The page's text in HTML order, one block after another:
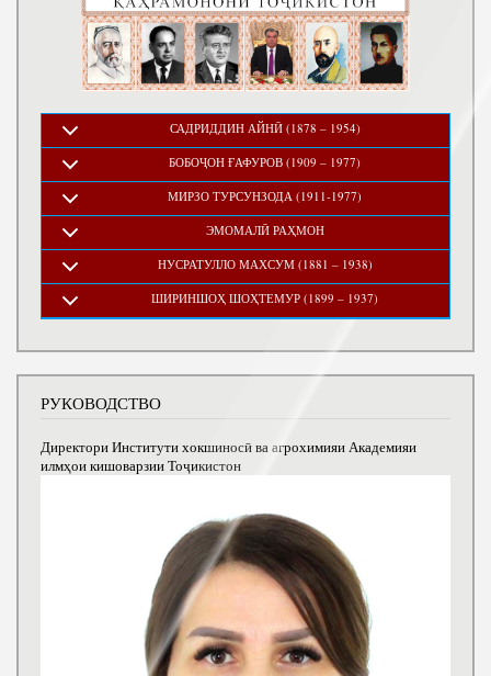
САДРИДДИН АЙНӢ (1878 – 1954)
БОБОҶОН ҒАФУРОВ (1909 – 1977)
МИРЗО ТУРСУНЗОДА (1911-1977)
ЭМОМАЛӢ РАҲМОН
НУСРАТУЛЛО МАХСУМ (1881 – 1938)
ШИРИНШОҲ ШОҲТЕМУР (1899 – 1937)
РУКОВОДСТВО
Директори Институти хокшиносӣ ва агрохимияи Академияи
илмҳои кишоварзии Тоҷикистон